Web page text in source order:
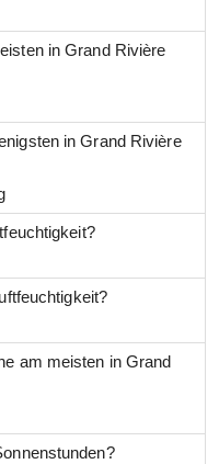
in Grand Rivière
in Grand Rivière
am meisten in Grand